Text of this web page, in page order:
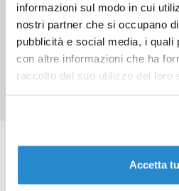
informazioni sul modo in cui
nostri partner che si occupano
pubblicità e social media, i quali
con altre informazioni che ha
raccolto dal suo utilizzo dei loro
Accetta